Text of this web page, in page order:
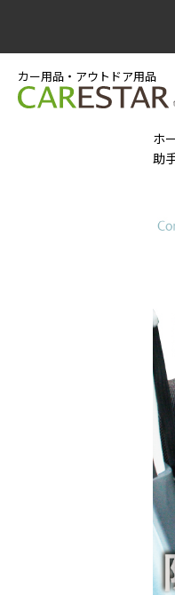
カー用品・アウトドア用品
ホ
助